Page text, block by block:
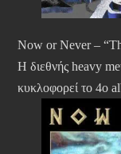
Now or Never –
Η διεθνής heavy
κυκλοφορεί το 4ο